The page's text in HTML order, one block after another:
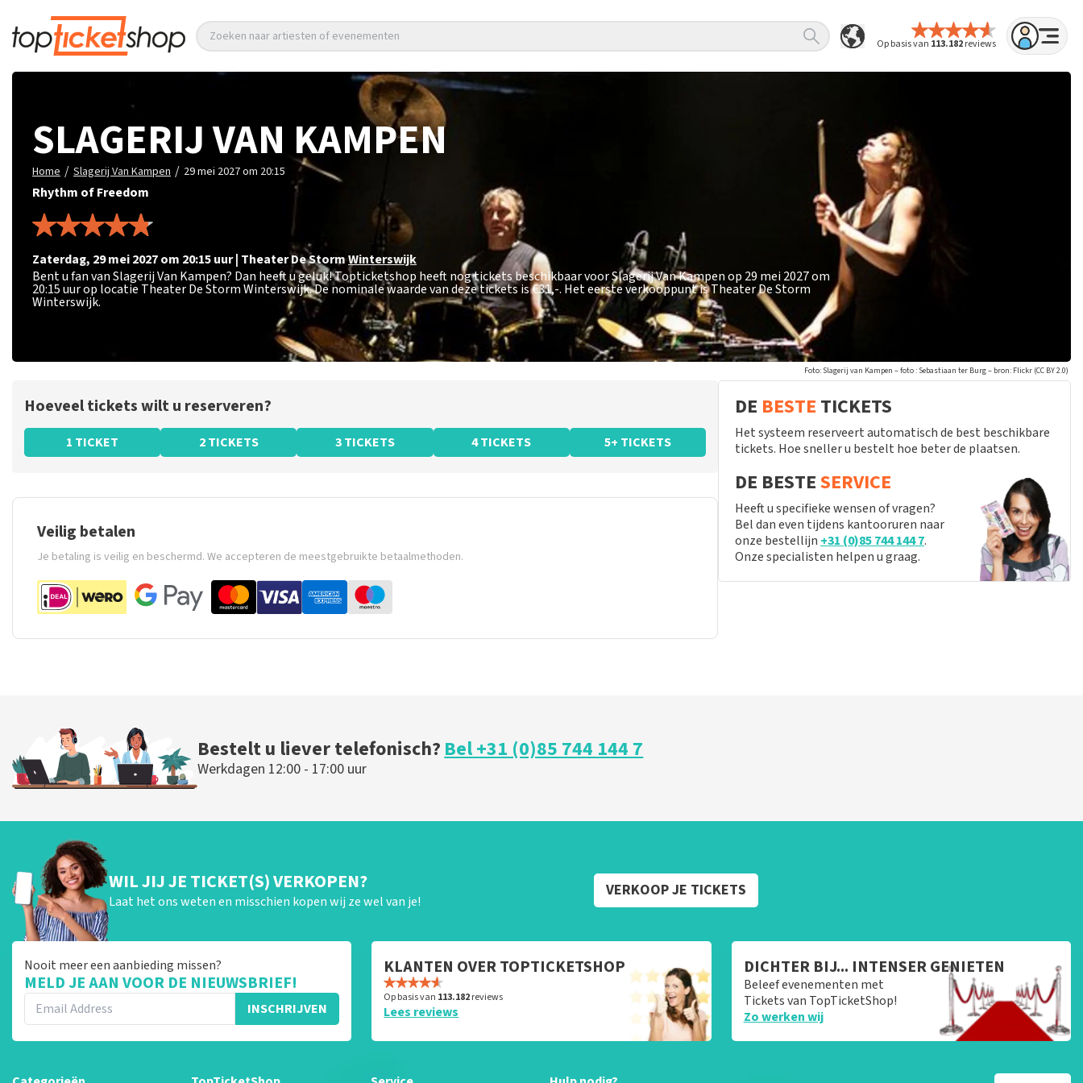
Op basis van 113.182reviews
Zoeken naar artiesten of evenementen
SLAGERIJ VAN KAMPEN
Home / Slagerij Van Kampen / 29 mei 2027 om 20:15
Rhythm of Freedom
zaterdag, 29 mei 2027 om 20:15uur| Theater De StormWinterswijk
Bent u fan van Slagerij Van Kampen? Dan heeft u geluk! Topticketshop heeft nog tickets beschikbaar voor Slagerij Van Kampen op 29 mei 2027 om
20:15 uur op locatie Theater De Storm Winterswijk. De nominale waarde van deze tickets is€31,-. Het eerste verkooppunt is Theater De Storm
Winterswijk.
Foto: Slagerij van Kampen – foto : Sebastiaan ter Burg – bron: Flickr (CC BY 2.0)
Hoeveel tickets wilt u reserveren?
1 TICKET 2 TICKETS 3 TICKETS 4 TICKETS 5+ TICKETS
Veilig betalen
Je betaling is veilig en beschermd. We accepteren de meestgebruikte betaalmethoden.
DE BESTE TICKETS
Het systeem reserveert automatisch de best beschikbare
tickets. Hoe sneller u bestelt hoe beter de plaatsen.
DE BESTESERVICE
Heeft u specifieke wensen of vragen?
Bel dan even tijdens kantooruren naar
onze bestellijn +31 (0)85 744 144 7.
Onze specialisten helpen u graag.
Bestelt u liever telefonisch?Bel +31 (0)85 744 144 7
Werkdagen 12:00 - 17:00 uur
WIL JIJ JE TICKET(S) VERKOPEN?
Laat het ons weten en misschien kopen wij ze wel van je!
VERKOOP JE TICKETS
Nooit meer een aanbieding missen?
MELD JE AAN VOOR DE NIEUWSBRIEF!
INSCHRIJVEN
KLANTEN OVER TOPTICKETSHOP
Op basis van 113.182reviews
Lees reviews
DICHTER BIJ... INTENSER GENIETEN
Beleef evenementen met
Tickets van TopTicketShop!
Zo werken wij